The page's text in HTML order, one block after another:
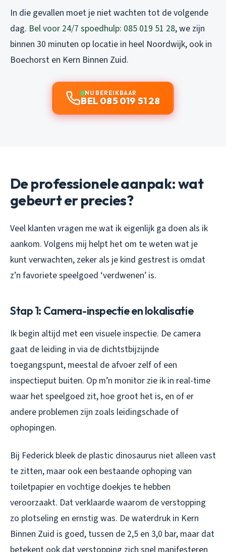
In die gevallen moet je niet wachten tot de volgende
dag. Bel voor 24/7 spoedhulp: 085 019 51 28, we zijn
binnen 30 minuten op locatie in heel Noordwijk, ook in
Boechorst en Kern Binnen Zuid.
NU BEREIKBAAR
BEL 085 019 51 28
De professionele aanpak: wat
gebeurt er precies?
Veel klanten vragen me wat ik eigenlijk ga doen als ik
aankom. Volgens mij helpt het om te weten wat je
kunt verwachten, zeker als je kind gestrest is omdat
z’n favoriete speelgoed ‘verdwenen’ is.
Stap 1: Camera-inspectie en lokalisatie
Ik begin altijd met een visuele inspectie. De camera
gaat de leiding in via de dichtstbijzijnde
toegangspunt, meestal de afvoer zelf of een
inspectieput buiten. Op m’n monitor zie ik in real-time
waar het speelgoed zit, hoe groot het is, en of er
andere problemen zijn zoals leidingschade of
ophopingen.
Bij Federick bleek de plastic dinosaurus niet alleen vast
te zitten, maar ook een bestaande ophoping van
toiletpapier en vochtige doekjes te hebben
veroorzaakt. Dat verklaarde waarom de verstopping
zo plotseling en ernstig was. De waterdruk in Kern
Binnen Zuid is goed, tussen de 2,5 en 3,0 bar, maar dat